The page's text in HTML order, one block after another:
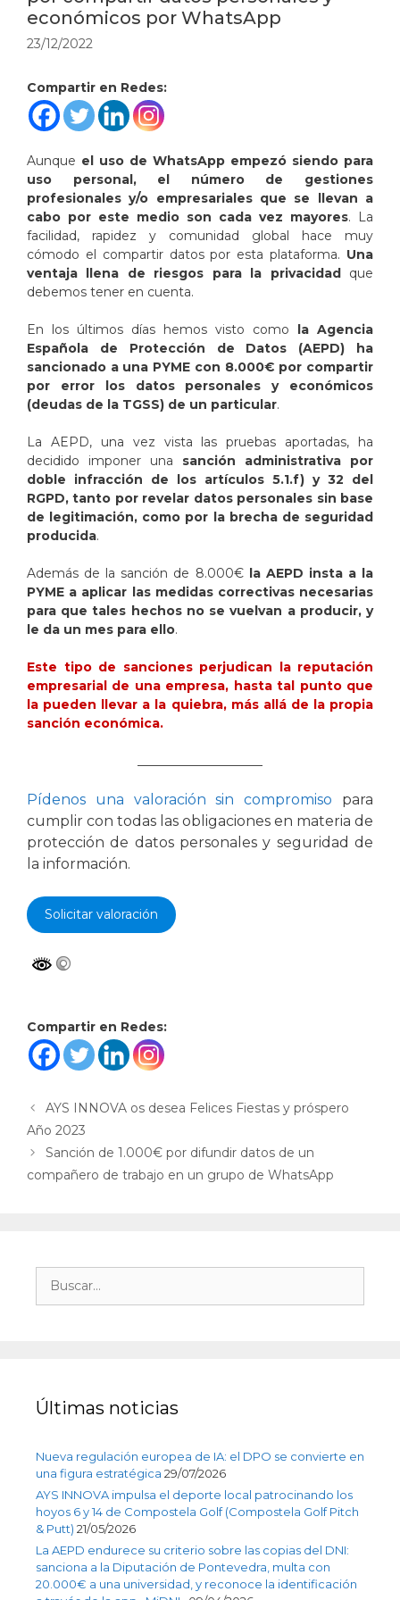
económicos por WhatsApp
23/12/2022
Compartir en Redes:
Aunque el uso de WhatsApp empezó siendo para
uso personal, el número de gestiones
profesionales y/o empresariales que se llevan a
cabo por este medio son cada vez mayores. La
facilidad, rapidez y comunidad global hace muy
cómodo el compartir datos por esta plataforma. Una
ventaja llena de riesgos para la privacidad que
debemos tener en cuenta.
En los últimos días hemos visto como la Agencia
Española de Protección de Datos (AEPD) ha
sancionado a una PYME con 8.000€ por compartir
por error los datos personales y económicos
(deudas de la TGSS) de un particular.
La AEPD, una vez vista las pruebas aportadas, ha
decidido imponer una sanción administrativa por
doble infracción de los artículos 5.1.f) y 32 del
RGPD, tanto por revelar datos personales sin base
de legitimación, como por la brecha de seguridad
producida.
Además de la sanción de 8.000€la AEPD insta a la
PYME a aplicar las medidas correctivas necesarias
para que tales hechos no se vuelvan a producir, y
le da un mes para ello.
Este tipo de sanciones perjudican la reputación
empresarial de una empresa, hasta tal punto que
la pueden llevar a la quiebra, más allá de la propia
sanción económica.
Pídenos una valoración sin compromiso para
cumplir con todas las obligaciones en materia de
protección de datos personales y seguridad de
la información.
Solicitar valoración
Compartir en Redes:
AYS INNOVA os desea Felices Fiestas y próspero
Año 2023
Sanción de 1.000€ por difundir datos de un
compañero de trabajo en un grupo de WhatsApp
Últimas noticias
Nueva regulación europea de IA: el DPO se convierte en
una figura estratégica 29/07/2026
AYS INNOVA impulsa el deporte local patrocinando los
hoyos 6 y 14 de Compostela Golf (Compostela Golf Pitch
& Putt) 21/05/2026
La AEPD endurece su criterio sobre las copias del DNI:
sanciona a la Diputación de Pontevedra, multa con
20.000€ a una universidad, y reconoce la identificación